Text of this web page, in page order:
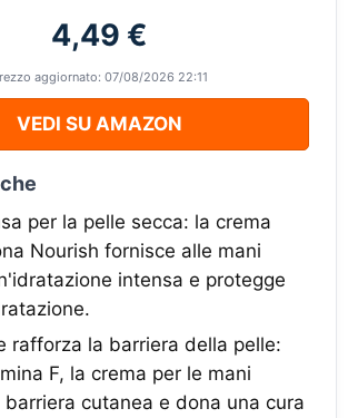
4,49 €
aggiornato: 07/08/2026 22:11
VEDI SU AMAZON
per la pelle secca: la crema
Nourish fornisce alle mani
intensa e protegge
rafforza la barriera della pelle:
F, la crema per le mani
cutanea e dona una cura